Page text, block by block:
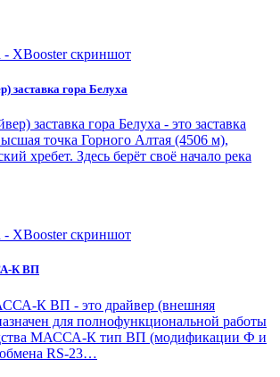
заставка гора Белуха
заставка гора Белуха - это заставка
точка Горного Алтая (4506 м),
хребет. Здесь берёт своё начало река
К ВП
К ВП - это драйвер (внешняя
для полнофункциональной работы
МАССА-К тип ВП (модификации Ф и
RS-23…